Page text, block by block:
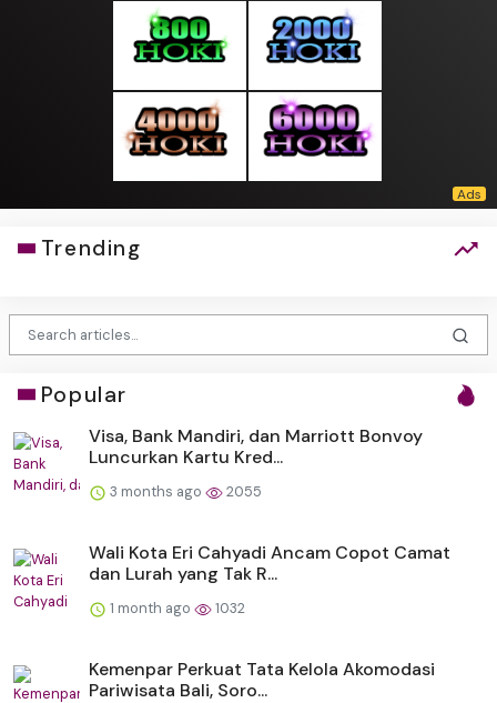
Trending
Popular
Visa, Bank Mandiri, dan Marriott Bonvoy
Luncurkan Kartu Kred...
3 months ago 2055
Wali Kota Eri Cahyadi Ancam Copot Camat
dan Lurah yang Tak R...
1 month ago 1032
Kemenpar Perkuat Tata Kelola Akomodasi
Pariwisata Bali, Soro...